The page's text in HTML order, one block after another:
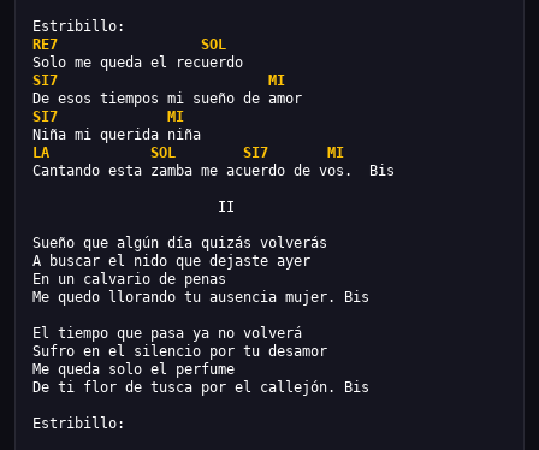
Estribillo:
RE7
SOL
Solo me queda el recuerdo
SI7
MI
De esos tiempos mi sueño de amor
SI7
MI
Niña mi querida niña
LA
SOL SI7
MI
Cantando esta zamba me acuerdo de vos.  Bis
II
Sueño que algún día quizás volverás
A buscar el nido que dejaste ayer
En un calvario de penas
Me quedo llorando tu ausencia mujer. Bis
El tiempo que pasa ya no volverá
Sufro en el silencio por tu desamor
Me queda solo el perfume
De ti flor de tusca por el callejón. Bis
Estribillo: